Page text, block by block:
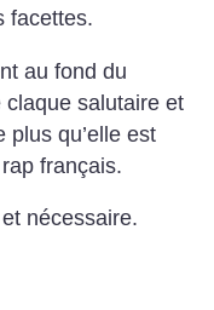
facettes.
au fond du
salutaire et
plus qu’elle est
français.
nécessaire.